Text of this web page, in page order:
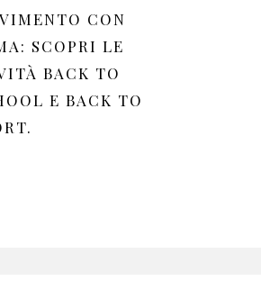
CON
SCOPRI LE
BACK TO
E BACK TO